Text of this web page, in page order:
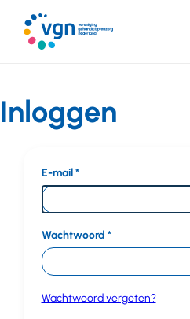
naar
hoofdinhoud
Inloggen
E-mail
Wachtwoord
Wachtwoord vergeten?